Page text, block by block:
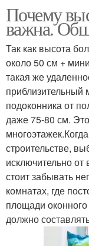
Почему
важна.
Так как высота
около 50 см +
такая же
подоконника от
даже 75-80 см.
строительстве,
исключительно
стоит забывать
комнатах, где
площади
должно